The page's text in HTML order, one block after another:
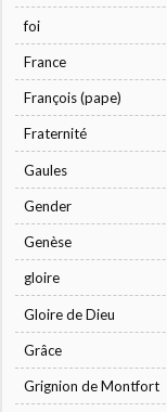
foi
France
François (pape)
Fraternité
Gaules
Gender
Genèse
gloire
Gloire de Dieu
Grâce
Grignion de Montfort